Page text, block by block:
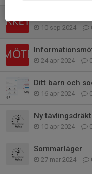
10 sep 2024
24 apr 2024
Ditt barn och
16 apr 2024
10 apr 2024
Sommarläger
27 mar 2024